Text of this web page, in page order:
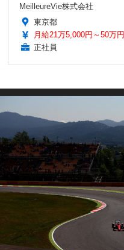
MeilleureVie株式会社
東京都
月給21万5,000円～50万円
正社員